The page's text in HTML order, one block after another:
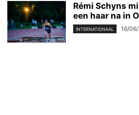
Rémi Schyns
een haar na in
INTERNATIONAAL 16/